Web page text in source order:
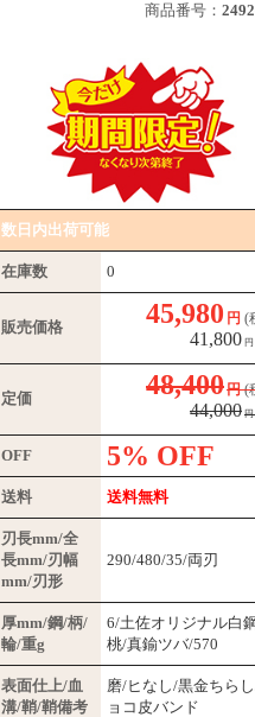
商品番号：
数日内出荷可能
在庫数 0
販売価格 45,980 円 (
41,800 円
定価 48,400円(
44,000 円
OFF 5% OFF
送料 送料無料
刃長mm/全
長mm/刃幅
mm/刃形
290/480/35/両刃
厚mm/鋼/柄/
輪/重g
6/土佐オリジナル白
桃/真鍮ツバ/570
表面仕上/血
溝/鞘/鞘備考
磨/ヒなし/黒金ちら
ョコ皮バンド